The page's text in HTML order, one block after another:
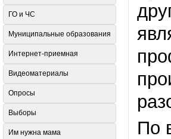
По
ГО и ЧС
Муниципальные образования
Интернет-приемная
Видеоматериалы
Опросы
Выборы
Им нужна мама